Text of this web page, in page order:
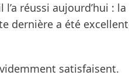
réussi aujourd’hui :
dernière a été
satisfaisent.